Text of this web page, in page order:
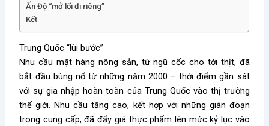
Ấn Độ “mở lối đi riêng”
Kết
Trung Quốc “lùi bước”
Nhu cầu mặt hàng nông sản, từ ngũ cốc cho tới thịt, đã
bắt đầu bùng nổ từ những năm 2000 – thời điểm gần sát
với sự gia nhập hoàn toàn của Trung Quốc vào thị trường
thế giới. Nhu cầu tăng cao, kết hợp với những gián đoạn
trong cung cấp, đã đẩy giá thực phẩm lên mức kỷ lục vào